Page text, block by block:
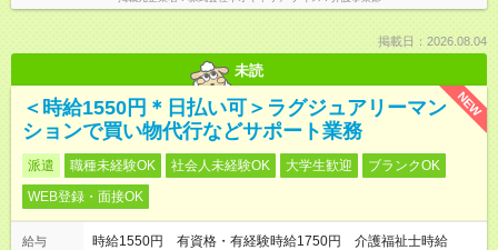
掲載日：2026.08.04
未読
NEW
＜時給1550円＊日払い可＞ラグジュアリーマン
ションで買い物代行などサポート業務
派遣 職種未経験OK 社会人未経験OK 大学生歓迎
ブランクOK
WEB登録・面接OK
給与
時給1550円 有資格・有経験時給1750円 介護福祉士時給